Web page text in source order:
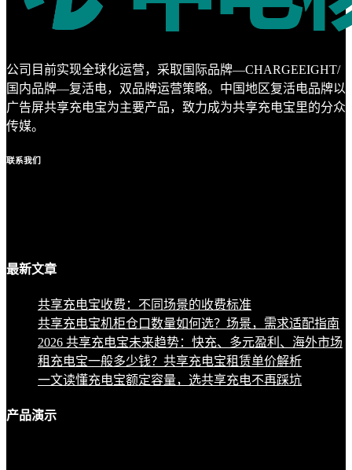
公司目前实现全球化运营，采取国际品牌—CHARGEEIGHT/
国内品牌—复活电，双品牌运营策略。中国地区复活电品牌以
广告屏共享充电宝为主要产品，致力成为共享充电宝里的分众
传媒。
联系我们
最新文章
共享充电宝收费：不同场景的收费标准
共享充电宝机柜仓口数量如何选？场景，需求适配指南
2026 共享充电宝未来趋势：快充、多元盈利、海外市场
租充电宝一般多少钱？共享充电宝租赁单价解析
一文读懂充电宝额定容量，选共享充电不再踩坑
产品演示